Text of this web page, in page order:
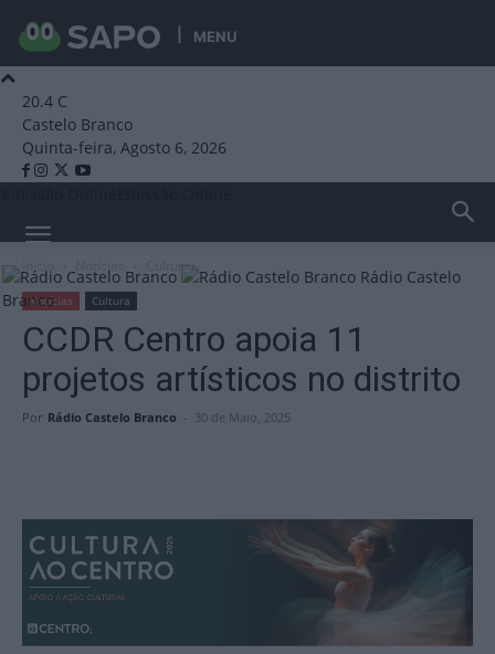
MENU
20.4 C
Castelo Branco
Quinta-feira, Agosto 6, 2026
Rádio Castelo
Branco
Cultura
Notícias Cultura
CCDR Centro apoia 11
projetos artísticos no distrito
Por Rádio Castelo Branco - 30 de Maio, 2025